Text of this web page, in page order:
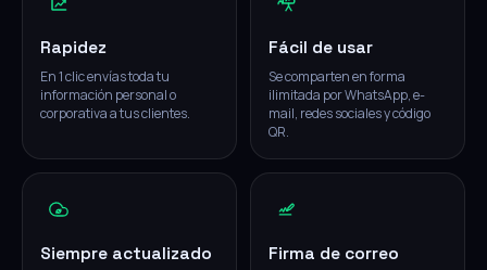
Rapidez
En 1 clic envías toda tu
información personal o
corporativa a tus clientes.
Fácil de usar
Se comparten en forma
ilimitada por WhatsApp, e-
mail, redes sociales y código
QR.
Siempre actualizado Firma de correo